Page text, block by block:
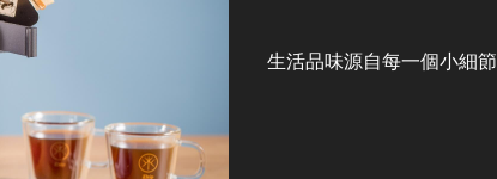
生活品味源自每一個小細節